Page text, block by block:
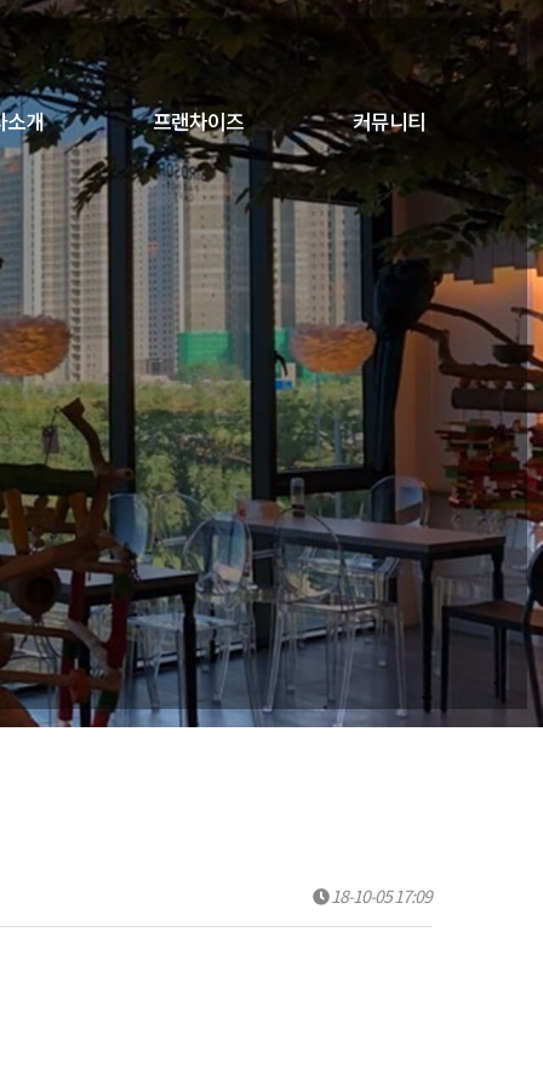
소개 프랜차이즈 커뮤니티
18-10-05 17:09